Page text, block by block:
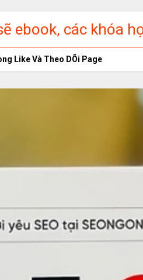
ebook, các khóa
phí
Like Và Theo DÕi Page